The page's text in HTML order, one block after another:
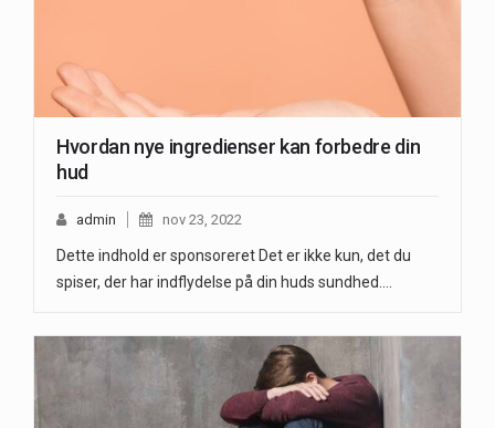
Hvordan nye ingredienser kan forbedre din
hud
admin nov 23, 2022
Dette indhold er sponsoreret Det er ikke kun, det du
spiser, der har indflydelse på din huds sundhed.…